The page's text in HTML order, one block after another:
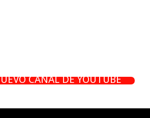
CANAL DE YOUTUBE